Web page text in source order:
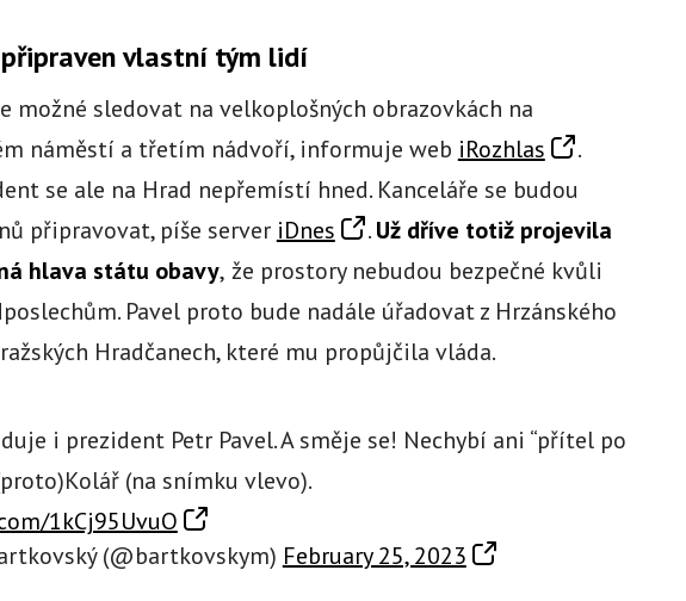
vlastní tým lidí
možné sledovat na velkoplošných obrazovkách na
náměstí a třetím nádvoří, informuje web iRozhlas
.
se ale na Hrad nepřemístí hned. Kanceláře se budou
připravovat, píše server iDnes .Už dříve totiž projevila
hlava státu obavy, že prostory nebudou bezpečné kvůli
Pavel proto bude nadále úřadovat z Hrzánského
Hradčanech, které mu propůjčila vláda.
i prezident Petr Pavel. A směje se! Nechybí ani “přítel po
(na snímku vlevo).
1kCj95UvuO
(@bartkovskym) February 25, 2023